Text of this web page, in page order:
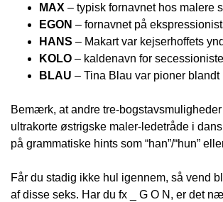
MAX – typisk fornavnet hos malere
EGON – fornavnet på
HANS – Makart var kejserhoffets
KOLO – kaldenavn for
BLAU – Tina Blau var pioner
Bemærk, at andre tre-
ultrakorte østrigske maler-ledetråde i
på grammatiske hints som “han”/“hun”
Får du stadig ikke hul igennem, så vend
af disse seks. Har du fx _ G O N, er det